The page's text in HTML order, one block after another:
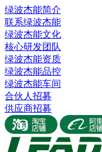
绿波杰能简介
联系绿波杰能
绿波杰能文化
核心研发团队
绿波杰能资质
绿波杰能品控
绿波杰能车间
合伙人招募
供应商招募